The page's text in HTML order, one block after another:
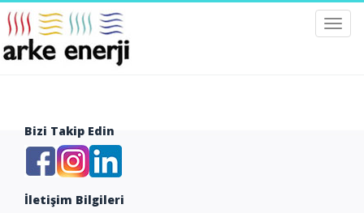
Bizi Takip Edin
İletişim Bilgileri